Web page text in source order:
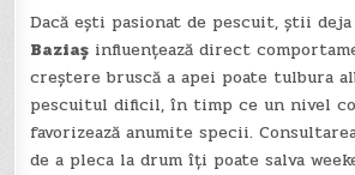
Dacă ești pasionat de pescuit, știi deja
Baziaș influențează direct
creștere bruscă a apei poate tulbura
pescuitul dificil, în timp ce un nivel
favorizează anumite specii.
de a pleca la drum îți poate salva